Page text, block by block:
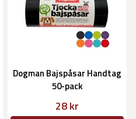
Dogman Bajspåsar Handtag
50-pack
28 kr